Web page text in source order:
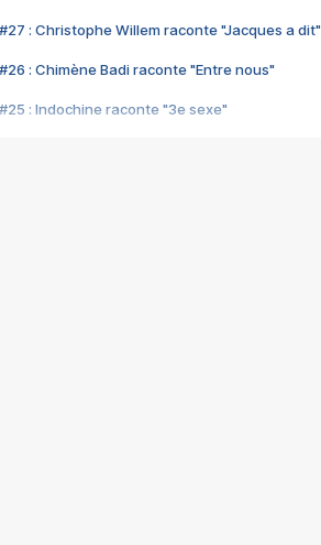
#27 : Christophe Willem raconte "Jacques a dit"
#26 : Chimène Badi raconte "Entre nous"
#25 : Indochine raconte "3e sexe"